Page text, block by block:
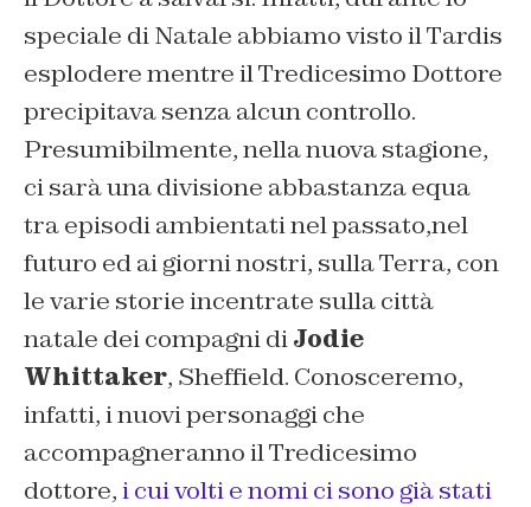
speciale di Natale abbiamo visto il Tardis
esplodere mentre il Tredicesimo Dottore
precipitava senza alcun controllo.
Presumibilmente, nella nuova stagione,
ci sarà una divisione abbastanza equa
tra episodi ambientati nel passato,nel
futuro ed ai giorni nostri, sulla Terra, con
le varie storie incentrate sulla città
natale dei compagni diJodie
Whittaker, Sheffield. Conosceremo,
infatti, inuovi personaggiche
accompagneranno il Tredicesimo
dottore,i cui volti e nomi ci sono già stati